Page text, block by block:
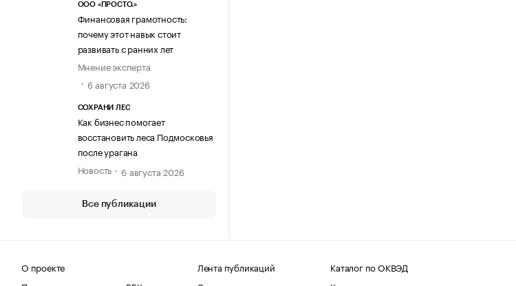
ООО «ПРОСТО.»
Финансовая грамотность:
почему этот навык стоит
развивать с ранних лет
Мнение эксперта
6 августа 2026
СОХРАНИ ЛЕС
Как бизнес помогает
восстановить леса Подмосковья
после урагана
Новость
6 августа 2026
Все публикации
О проекте
Лента публикаций
Каталог по ОКВЭД